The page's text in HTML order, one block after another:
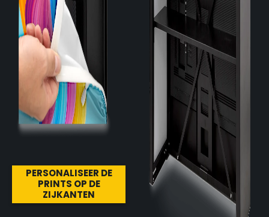
PERSONALISEER DE
PRINTS OP DE
ZIJKANTEN